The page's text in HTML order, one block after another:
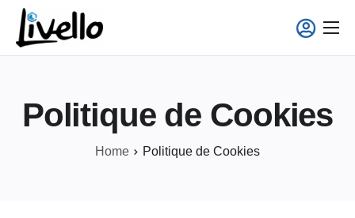
principal
Applications
Politique de Cookies
Home Politique de Cookies